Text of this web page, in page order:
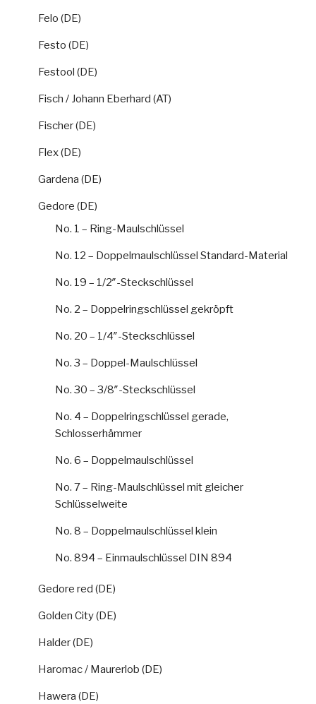
Felo (DE)
Festo (DE)
Festool (DE)
Fisch / Johann Eberhard (AT)
Fischer (DE)
Flex (DE)
Gardena (DE)
Gedore (DE)
No. 1 – Ring-Maulschlüssel
No. 12 – Doppelmaulschlüssel Standard-Material
No. 19 – 1/2″-Steckschlüssel
No. 2 – Doppelringschlüssel gekröpft
No. 20 – 1/4″-Steckschlüssel
No. 3 – Doppel-Maulschlüssel
No. 30 – 3/8″-Steckschlüssel
No. 4 – Doppelringschlüssel gerade,
Schlosserhämmer
No. 6 – Doppelmaulschlüssel
No. 7 – Ring-Maulschlüssel mit gleicher
Schlüsselweite
No. 8 – Doppelmaulschlüssel klein
No. 894 – Einmaulschlüssel DIN 894
Gedore red (DE)
Golden City (DE)
Halder (DE)
Haromac / Maurerlob (DE)
Hawera (DE)